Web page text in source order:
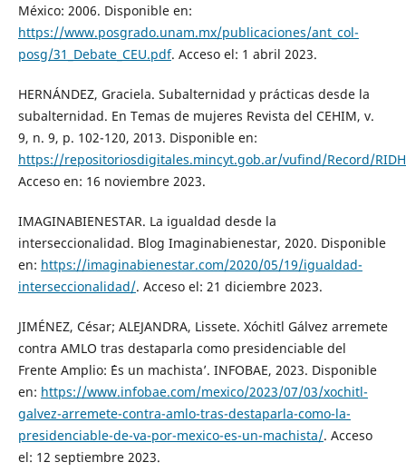
México: 2006. Disponible en:
https://www.posgrado.unam.mx/publicaciones/ant_col-
posg/31_Debate_CEU.pdf. Acceso el: 1 abril 2023.
HERNÁNDEZ, Graciela. Subalternidad y prácticas desde la
subalternidad. En Temas de mujeres Revista del CEHIM, v.
9, n. 9, p. 102-120, 2013. Disponible en:
https://repositoriosdigitales.mincyt.gob.ar/vufind/Record/
Acceso en: 16 noviembre 2023.
IMAGINABIENESTAR. La igualdad desde la
interseccionalidad. Blog Imaginabienestar, 2020. Disponible
en: https://imaginabienestar.com/2020/05/19/igualdad-
interseccionalidad/. Acceso el: 21 diciembre 2023.
JIMÉNEZ, César; ALEJANDRA, Lissete. Xóchitl Gálvez arremete
contra AMLO tras destaparla como presidenciable del
Frente Amplio: ´Es un machista’. INFOBAE, 2023. Disponible
en: https://www.infobae.com/mexico/2023/07/03/xochitl-
galvez-arremete-contra-amlo-tras-destaparla-como-la-
presidenciable-de-va-por-mexico-es-un-machista/. Acceso
el: 12 septiembre 2023.